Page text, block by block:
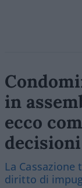
in
ecco
decisioni
La
diritto di